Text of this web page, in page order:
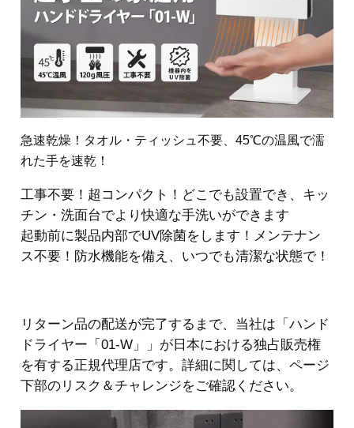
急速乾燥！タオル・ティッシュ不要、45℃の温風で濡
れた手を速乾！
工事不要！超コンパクト！どこでも設置でき、キッ
チン・洗面台でより快適な手洗いができます
起動前に製品内部でUV除菌をします！メンテナン
ス不要！防水機能を備え、いつでも清潔な状態で！
リターン品の配送が完了するまで、当社は「ハンド
ドライヤー「01-W」」が日本における独占販売権
を有する正規代理店です。詳細に関しては、ページ
下部のリスク＆チャレンジをご確認ください。